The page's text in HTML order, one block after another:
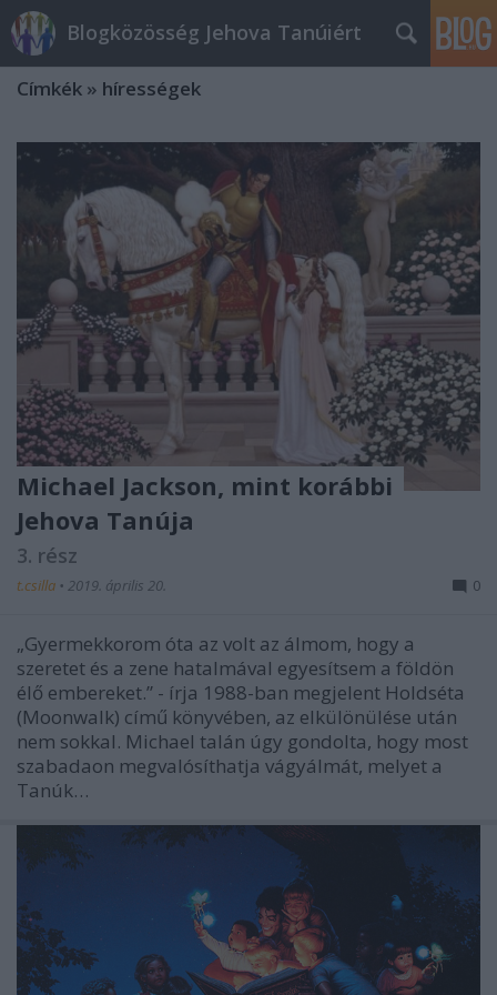
Blogközösség Jehova Tanúiért
Címkék » hírességek
Michael Jackson, mint korábbi
Jehova Tanúja
3. rész
t.csilla • 2019. április 20. 0
„Gyermekkorom óta az volt az álmom, hogy a
szeretet és a zene hatalmával egyesítsem a földön
élő embereket.” - írja 1988-ban megjelent Holdséta
(Moonwalk) című könyvében, az elkülönülése után
nem sokkal. Michael talán úgy gondolta, hogy most
szabadaon megvalósíthatja vágyálmát, melyet a
Tanúk…